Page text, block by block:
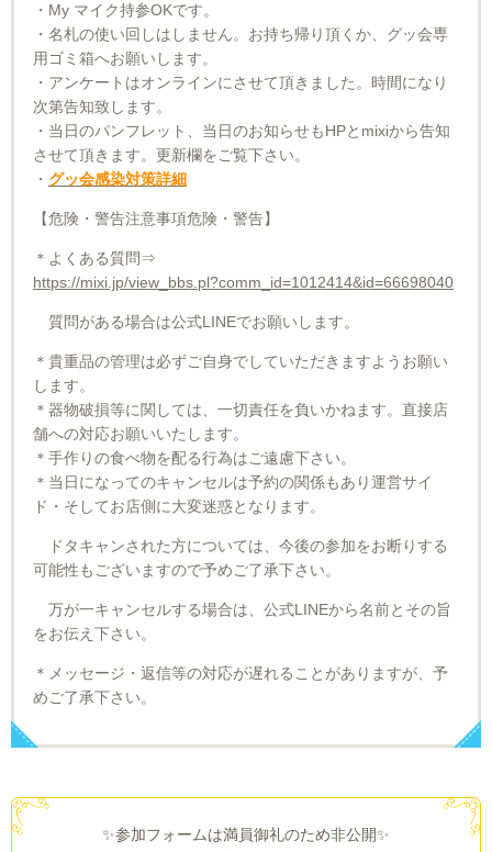
・My マイク持参OKです。
・名札の使い回しはしません。お持ち帰り頂くか、グッ会専
用ゴミ箱へお願いします。
・アンケートはオンラインにさせて頂きました。時間になり
次第告知致します。
・当日のパンフレット、当日のお知らせもHPとmixiから告知
させて頂きます。更新欄をご覧下さい。
・ グッ会感染対策詳細
【危険・警告注意事項危険・警告】
＊よくある質問⇒
https://mixi.jp/view_bbs.pl?comm_id=1012414&id=66698040
質問がある場合は公式LINEでお願いします。
＊貴重品の管理は必ずご自身でしていただきますようお願い
します。
＊器物破損等に関しては、一切責任を負いかねます。直接店
舗への対応お願いいたします。
＊手作りの食べ物を配る行為はご遠慮下さい。
＊当日になってのキャンセルは予約の関係もあり運営サイ
ド・そしてお店側に大変迷惑となります。
ドタキャンされた方については、今後の参加をお断りする
可能性もございますので予めご了承下さい。
万が一キャンセルする場合は、公式LINEから名前とその旨
をお伝え下さい。
＊メッセージ・返信等の対応が遅れることがありますが、予
めご了承下さい。
✨参加フォームは満員御礼のため非公開✨